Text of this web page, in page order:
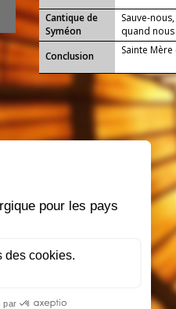
Cantique de
Syméon
Sauve-
quand
Conclusion
Sainte